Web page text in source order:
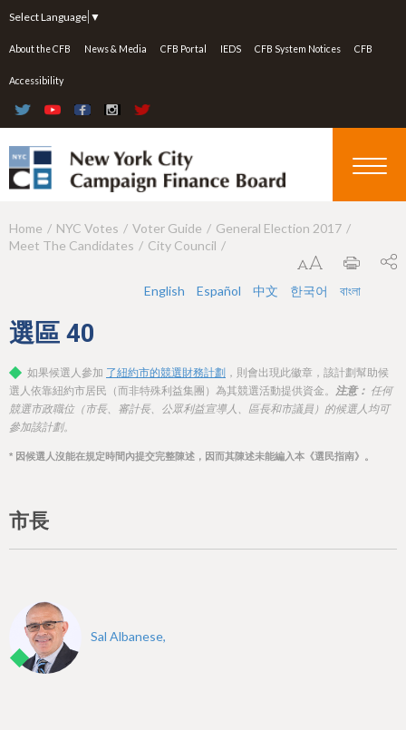
Select Language ▼
About the CFB News & Media CFB Portal IEDS CFB System Notices CFB
Accessibility
Y
a
e
h
e
Home NYC Votes Voter Guide
General Election 2017
Meet The Candidates
City Council
English Español 中文 한국어 বাংলা
選區 40
如果候選人參加 了紐約市的競選財務計劃 ，則會出現此徽章，該計劃幫助候
選人依靠紐約市居民（而非特殊利益集團）為其競選活動提供資金。 注意： 任何
競選市政職位（市長、審計長、公眾利益宣導人、區長和市議員）的候選人均可
參加該計劃。
* 因候選人沒能在規定時間內提交完整陳述，因而其陳述未能編入本《選民指南》。
市長
Sal Albanese,